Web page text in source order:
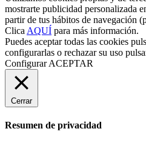
mostrarte publicidad personalizada
partir de tus hábitos de navegación
Clica AQUÍ para más información.
Puedes aceptar todas las cookies
configurarlas o rechazar su uso
Configurar ACEPTAR
Cerrar
Resumen de privacidad